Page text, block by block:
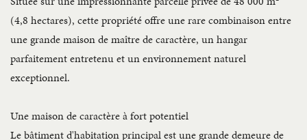
(4,8 hectares), cette propriété offre une rare combinaison entre
une grande maison de maître de caractère, un hangar
parfaitement entretenu et un environnement naturel
exceptionnel.
Une maison de caractère à fort potentiel
Le bâtiment d'habitation principal est une grande demeure de